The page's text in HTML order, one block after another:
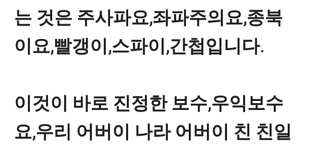
는 것은 주사파요,좌파주의요,종북
이요,빨갱이,스파이,간첩입니다.
이것이 바로 진정한 보수,우익보수
요,우리 어버이 나라 어버이 친 친일